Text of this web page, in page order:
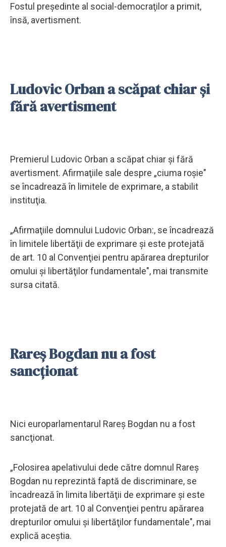
Fostul preşedinte al social-democraţilor a primit,
însă, avertisment.
Ludovic Orban a scăpat chiar şi
fără avertisment
Premierul Ludovic Orban a scăpat chiar şi fără
avertisment. Afirmaţiile sale despre „ciuma roşie"
se încadrează în limitele de exprimare, a stabilit
instituţia.
„Afirmaţiile domnului Ludovic Orban:, se încadrează
în limitele libertăţii de exprimare şi este protejată
de art. 10 al Convenţiei pentru apărarea drepturilor
omului şi libertăţilor fundamentale", mai transmite
sursa citată.
Rareş Bogdan nu a fost
sancţionat
Nici europarlamentarul Rareş Bogdan nu a fost
sancţionat.
„Folosirea apelativului dede către domnul Rareş
Bogdan nu reprezintă faptă de discriminare, se
încadrează în limita libertăţii de exprimare şi este
protejată de art. 10 al Convenţiei pentru apărarea
drepturilor omului şi libertăţilor fundamentale", mai
explică aceştia.